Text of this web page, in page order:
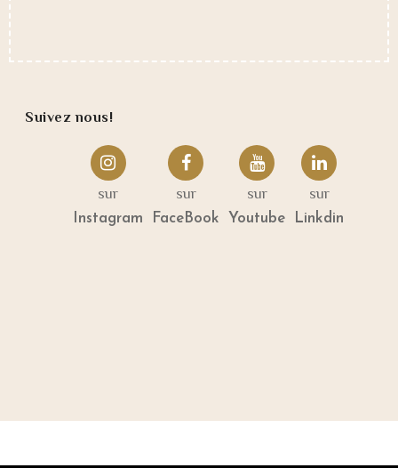
Suivez nous!
sur
Instagram
sur
FaceBook
sur
Youtube
sur
Linkdin